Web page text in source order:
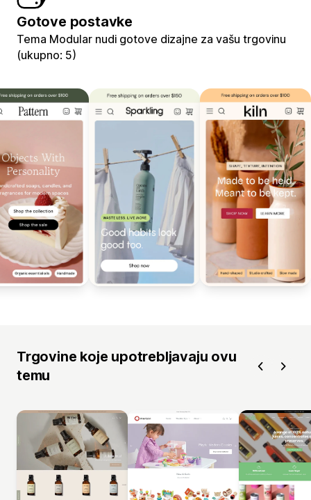
Gotove postavke
Tema Modular nudi gotove dizajne za vašu trgovinu
(ukupno: 5)
Trgovine koje upotrebljavaju ovu
temu